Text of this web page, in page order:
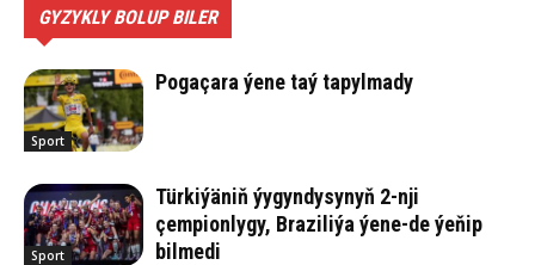
GYZYKLY BOLUP BILER
Sport
Pogaçara ýene taý tapylmady
Sport
Türkiýäniň ýygyndysynyň 2-nji
çempionlygy, Braziliýa ýene-de ýeňip
bilmedi